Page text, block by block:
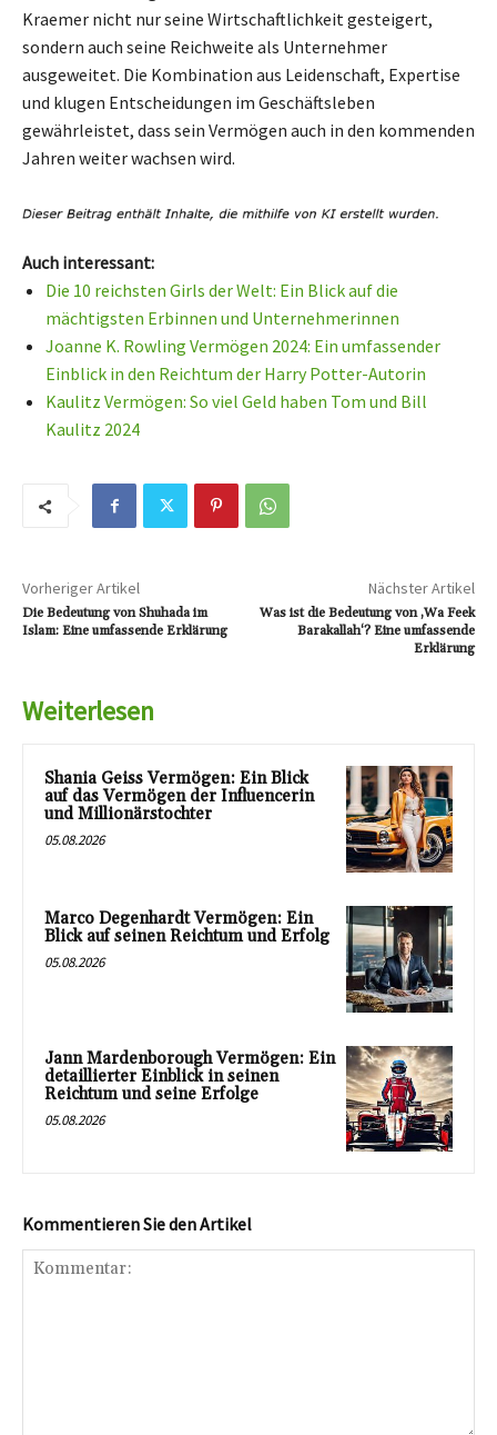
Kraemer nicht nur seine Wirtschaftlichkeit gesteigert,
sondern auch seine Reichweite als Unternehmer
ausgeweitet. Die Kombination aus Leidenschaft, Expertise
und klugen Entscheidungen im Geschäftsleben
gewährleistet, dass sein Vermögen auch in den kommenden
Jahren weiter wachsen wird.
Auch interessant:
Die 10 reichsten Girls der Welt: Ein Blick auf die
mächtigsten Erbinnen und Unternehmerinnen
Joanne K. Rowling Vermögen 2024: Ein umfassender
Einblick in den Reichtum der Harry Potter-Autorin
Kaulitz Vermögen: So viel Geld haben Tom und Bill
Kaulitz 2024
Vorheriger Artikel
Die Bedeutung von Shuhada im
Islam: Eine umfassende Erklärung
Nächster Artikel
Was ist die Bedeutung von ‚Wa Feek
Barakallah‘? Eine umfassende
Erklärung
Weiterlesen
Shania Geiss Vermögen: Ein Blick
auf das Vermögen der Influencerin
und Millionärstochter
05.08.2026
Marco Degenhardt Vermögen: Ein
Blick auf seinen Reichtum und Erfolg
05.08.2026
Jann Mardenborough Vermögen: Ein
detaillierter Einblick in seinen
Reichtum und seine Erfolge
05.08.2026
Kommentieren Sie den Artikel